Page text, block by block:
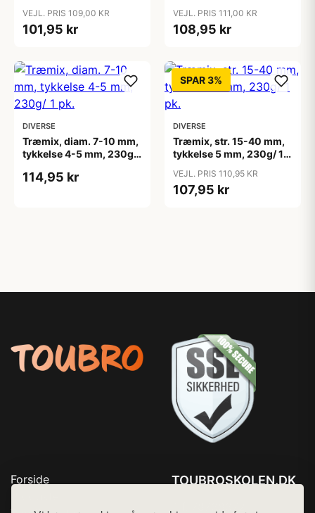
VEJL. PRIS 109,00 KR
101,95 kr
VEJL. PRIS 111,00 KR
108,95 kr
DIVERSE
Træmix, diam. 7-10 mm,
tykkelse 4-5 mm, 230g/
114,95 kr
SPAR 3%
DIVERSE
Træmix, str. 15-40 mm,
tykkelse 5 mm, 230g/ 1
VEJL. PRIS 110,95 KR
107,95 kr
Forside
TOUBROSKOLEN.DK